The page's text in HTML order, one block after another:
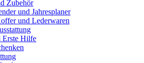
Zubehör
und Jahresplaner
und Lederwaren
Erste Hilfe